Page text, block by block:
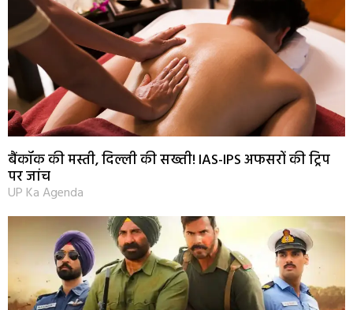
बैंकॉक की मस्ती, दिल्ली की सख्ती! IAS-IPS अफसरों की ट्रिप
पर जांच
UP Ka Agenda